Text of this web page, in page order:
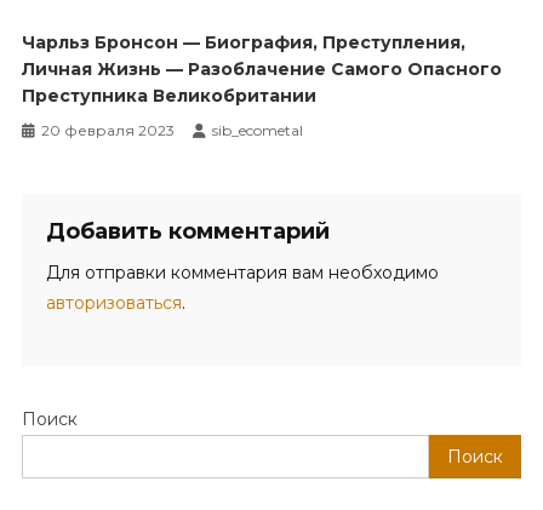
Чарльз Бронсон — Биография, Преступления,
Личная Жизнь — Разоблачение Самого Опасного
Преступника Великобритании
20 февраля 2023 sib_ecometal
Добавить комментарий
Для отправки комментария вам необходимо
авторизоваться.
Поиск
Поиск